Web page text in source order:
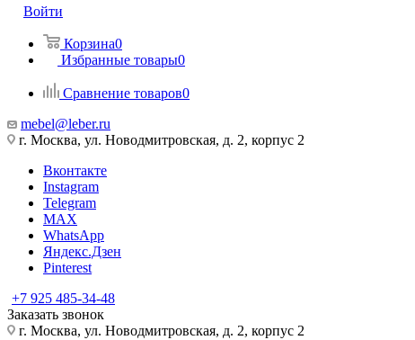
Войти
Корзина0
Избранные товары0
Сравнение товаров0
mebel@leber.ru
г. Москва, ул. Новодмитровская, д. 2, корпус 2
Вконтакте
Instagram
Telegram
MAX
WhatsApp
Яндекс.Дзен
Pinterest
+7 925 485-34-48
Заказать звонок
г. Москва, ул. Новодмитровская, д. 2, корпус 2